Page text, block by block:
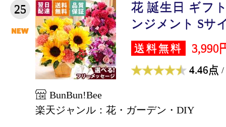
25
花 誕生日 ギフ
ンジメント Sサ
送料無料 3,990
4.46点 /
BunBun!Bee
楽天ジャンル：花・ガーデン・DIY